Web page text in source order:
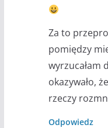
Za to
pomiędzy
wyrzucałam
okazywało,
rzeczy
Odpowiedz